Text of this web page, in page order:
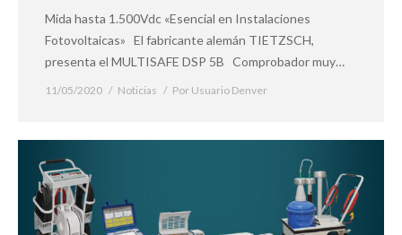
Mida hasta 1.500Vdc «Esencial en Instalaciones
Fotovoltaicas» El fabricante alemán TIETZSCH,
presenta el MULTISAFE DSP 5B Comprobador muy…
11/05/2020 Noticias Por Usuario Denver